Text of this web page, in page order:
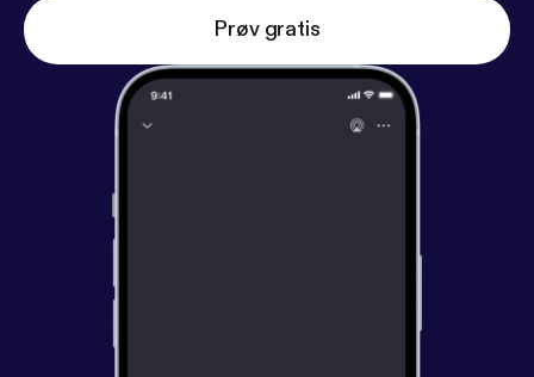
Prøv gratis